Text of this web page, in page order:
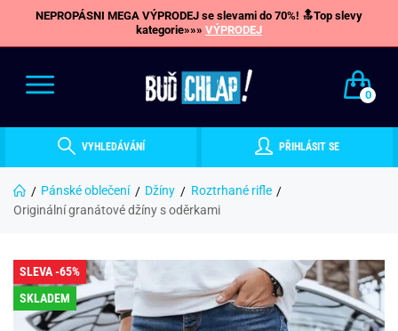
NEPROPÁSNI MEGA VÝPRODEJ se slevami do 70%! 🔝Top slevy
kategorie»»» VÝPRODEJ
0
VYHLEDÁVÁNÍ PŘIHLÁSIT SE
Pánské oblečení Džíny
Roztrhané rifle
Originální granátové džíny s oděrkami
SLEVA -65%
SKLADEM